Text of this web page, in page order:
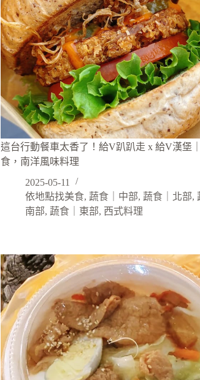
這台行動餐車太香了！給V趴趴走 x 給V漢堡
食，南洋風味料理
2025-05-11
依地點找美食, 蔬食｜中部, 蔬食｜北部,
南部, 蔬食｜東部, 西式料理